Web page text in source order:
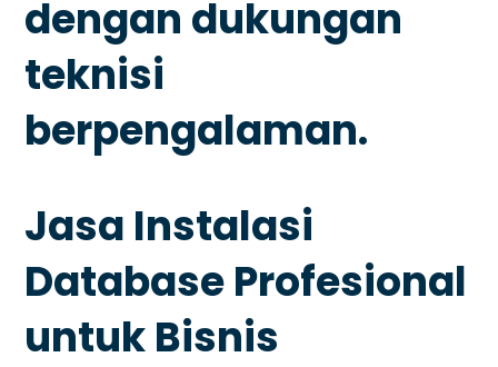
dengan dukungan
teknisi
berpengalaman.
Jasa Instalasi
Database Profesional
untuk Bisnis